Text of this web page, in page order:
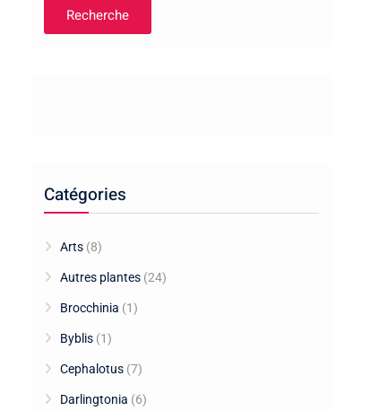
Recherche
Catégories
Arts (8)
Autres plantes (24)
Brocchinia (1)
Byblis (1)
Cephalotus (7)
Darlingtonia (6)